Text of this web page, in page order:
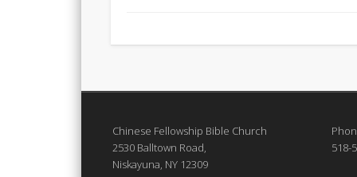
Chinese Fellowship Bible Church
2530 Balltown Road,
Niskayuna, NY 12309
518-